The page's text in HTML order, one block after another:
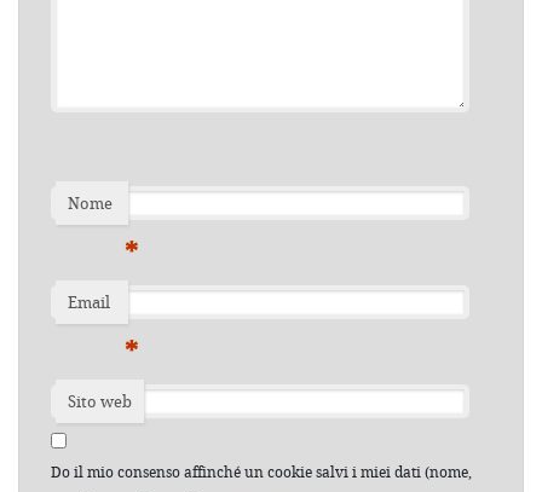
Nome
*
Email
*
Sito web
Do il mio consenso affinché un cookie salvi i miei dati (nome,